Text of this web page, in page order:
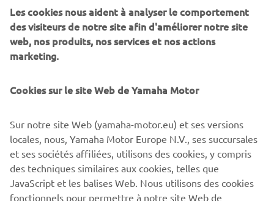
Calendrier de la Coupe d’Europe Yamaha R3 bLU cRU
2021
Essais : 19 mars, Misano, Italie
Manche 1 : 23 et 24 avril, Assen, Pays-Bas
Manche 3 : 11 et 12 juin, Misano, Italie
Uni
Manche 5 : 3 et 4 septembre, Magny-Cours, France
Manche 6 : 17 et 18 septembre, Catalunya, Espagne
Les cookies nous aident à analyser le comportement
des visiteurs de notre site afin d'améliorer notre site
web, nos produits, nos services et nos actions
marketing.
Cookies sur le site Web de Yamaha Motor
Sur notre site Web (yamaha-motor.eu) et ses versions
locales, nous, Yamaha Motor Europe N.V., ses succursales
et ses sociétés affiliées, utilisons des cookies, y compris
des techniques similaires aux cookies, telles que
JavaScript et les balises Web. Nous utilisons des cookies
fonctionnels pour permettre à notre site Web de